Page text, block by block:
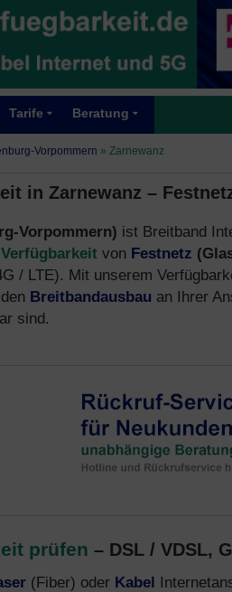
Tarife Beratung
Vorpommern » Zarnewanz
in Zarnewanz –
Vorpommern) ist Breitband
von Festnetz
/ LTE). Mit unserem
Breitbandausbau an Ihrer
sind.
prüfen – DSL / VDSL,
(Fiber) oder Kabel